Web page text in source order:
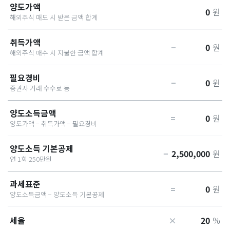
양도가액
해외주식 매도 시 받은 금액 합계 0 원
취득가액
해외주식 매수 시 지불한 금액 합계 − 0 원
필요경비
증권사 거래 수수료 등 − 0 원
양도소득금액
양도가액 − 취득가액 − 필요경비 = 0 원
양도소득 기본공제
연 1회 250만원 − 2,500,000 원
과세표준
양도소득금액 − 양도소득 기본공제 = 0 원
세율 × 20 %